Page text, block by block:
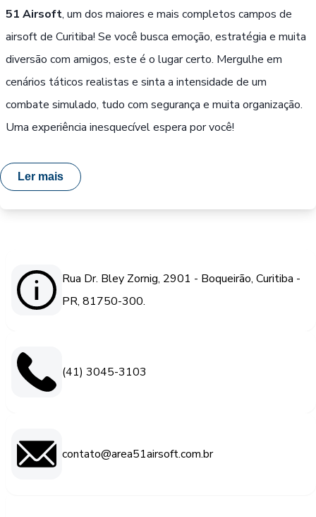
51 Airsoft, um dos maiores e mais completos campos de
airsoft de Curitiba! Se você busca emoção, estratégia e muita
diversão com amigos, este é o lugar certo. Mergulhe em
cenários táticos realistas e sinta a intensidade de um
combate simulado, tudo com segurança e muita organização.
Uma experiência inesquecível espera por você!
Ler mais
Rua Dr. Bley Zornig, 2901 - Boqueirão, Curitiba -
PR, 81750-300.
(41) 3045-3103
contato@area51airsoft.com.br